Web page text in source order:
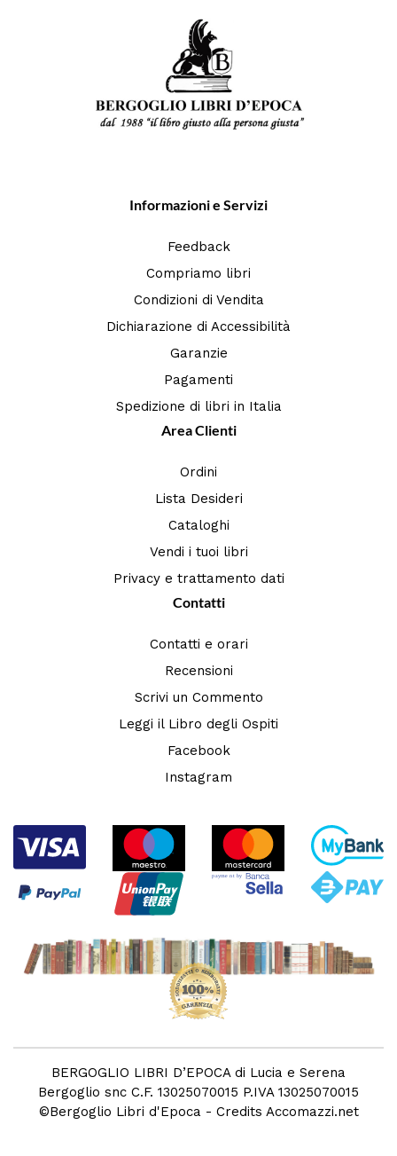
Informazioni e Servizi
Feedback
Compriamo libri
Condizioni di Vendita
Dichiarazione di Accessibilità
Garanzie
Pagamenti
Spedizione di libri in Italia
Area Clienti
Ordini
Lista Desideri
Cataloghi
Vendi i tuoi libri
Privacy e trattamento dati
Contatti
Contatti e orari
Recensioni
Scrivi un Commento
Leggi il Libro degli Ospiti
Facebook
Instagram
BERGOGLIO LIBRI D’EPOCA di Lucia e Serena
Bergoglio snc C.F. 13025070015 P.IVA 13025070015
©Bergoglio Libri d'Epoca - Credits Accomazzi.net